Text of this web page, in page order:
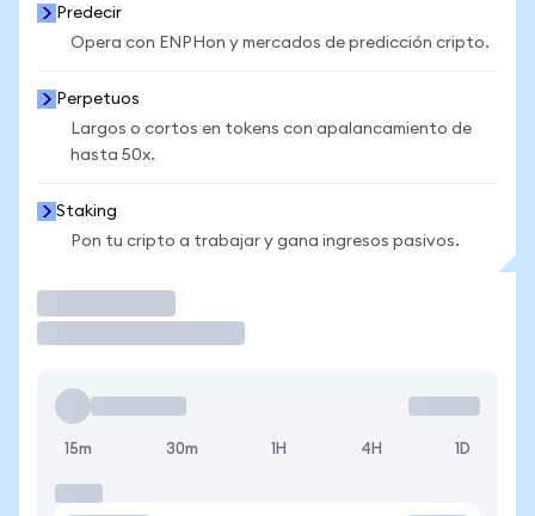
Predecir
Opera con ENPHon y mercados de predicción cripto.
Perpetuos
Largos o cortos en tokens con apalancamiento de
hasta 50x.
Staking
Pon tu cripto a trabajar y gana ingresos pasivos.
15m 30m 1H 4H 1D